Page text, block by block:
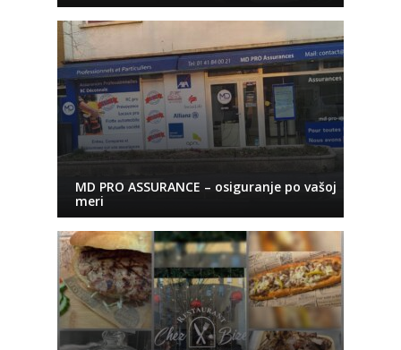
MD PRO ASSURANCE – osiguranje po vašoj
meri